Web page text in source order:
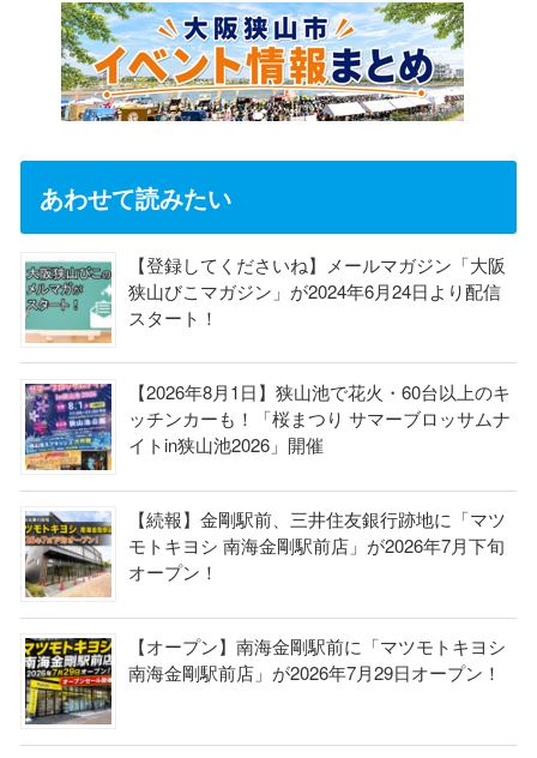
あわせて読みたい
【登録してくださいね】メールマガジン「大阪
狭山びこマガジン」が2024年6月24日より配信
スタート！
【2026年8月1日】狭山池で花火・60台以上のキ
ッチンカーも！「桜まつり サマーブロッサムナ
イトin狭山池2026」開催
【続報】金剛駅前、三井住友銀行跡地に「マツ
モトキヨシ 南海金剛駅前店」が2026年7月下旬
オープン！
【オープン】南海金剛駅前に「マツモトキヨシ
南海金剛駅前店」が2026年7月29日オープン！